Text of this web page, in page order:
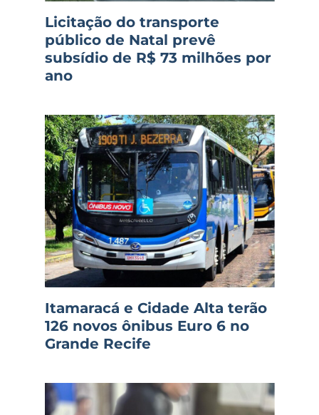
Licitação do transporte
público de Natal prevê
subsídio de R$ 73 milhões por
ano
Itamaracá e Cidade Alta terão
126 novos ônibus Euro 6 no
Grande Recife